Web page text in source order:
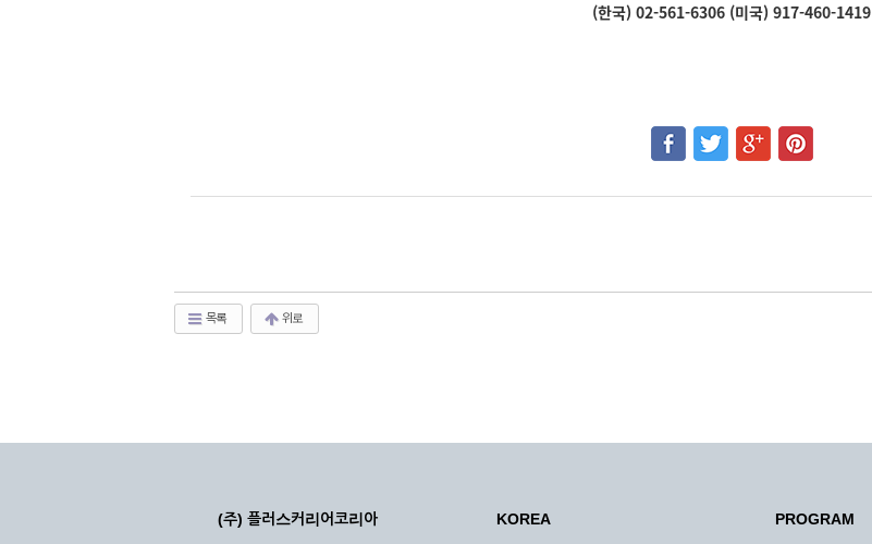
(한국) 02-561-6306 (미국) 917-460-1419
목록 위로
(주) 플러스커리어코리아 KOREA PROGRAM